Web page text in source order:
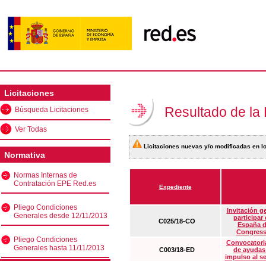
Licitaciones
Búsqueda Licitaciones
Ver Todas
Normativa
Normas Internas de
Contratación EPE Red.es
Pliego Condiciones
Generales desde 12/11/2013
Pliego Condiciones
Generales hasta 11/11/2013
Resultado de la
Licitaciones nuevas y/o modificadas en
Expediente
C025/18-CO
Invitación
participar
España
C003/18-ED
de
impulso al